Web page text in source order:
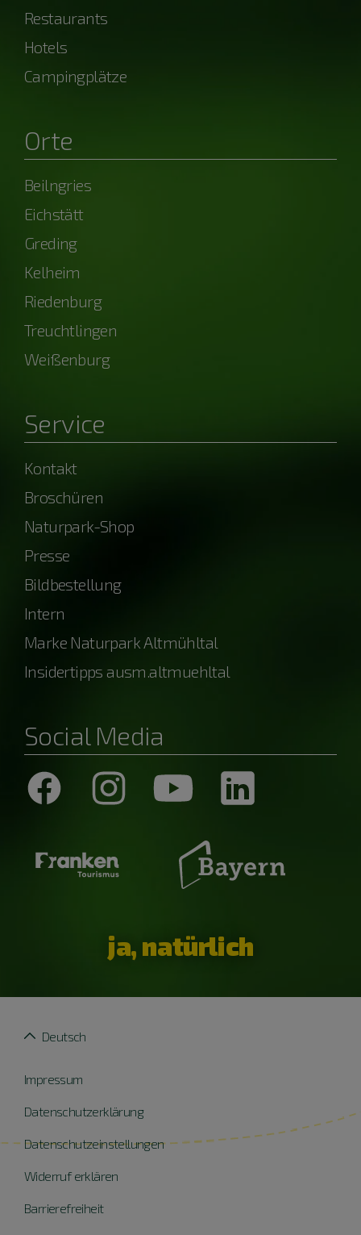
Restaurants
Hotels
Campingplätze
Orte
Beilngries
Eichstätt
Greding
Kelheim
Riedenburg
Treuchtlingen
Weißenburg
Service
Kontakt
Broschüren
Naturpark-Shop
Presse
Bildbestellung
Intern
Marke Naturpark Altmühltal
Insidertipps ausm.altmuehltal
Social Media
ja, natürlich
Impressum
Datenschutzerklärung
Datenschutzeinstellungen
Widerruf erklären
Barrierefreiheit
Deutsch